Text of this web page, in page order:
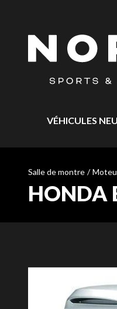
VÉHICULES
Salle de montre /
HONDA